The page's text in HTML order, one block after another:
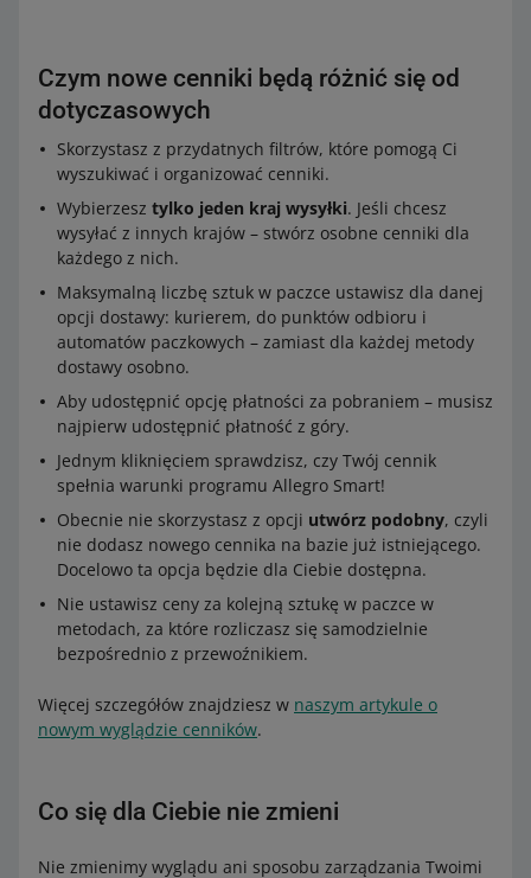
Czym nowe cenniki będą różnić się od
dotyczasowych
Skorzystasz z przydatnych filtrów, które pomogą Ci
wyszukiwać i organizować cenniki.
Wybierzesz tylko jeden kraj wysyłki. Jeśli chcesz
wysyłać z innych krajów – stwórz osobne cenniki dla
każdego z nich.
Maksymalną liczbę sztuk w paczce ustawisz dla danej
opcji dostawy: kurierem, do punktów odbioru i
automatów paczkowych – zamiast dla każdej metody
dostawy osobno.
Aby udostępnić opcję płatności za pobraniem – musisz
najpierw udostępnić płatność z góry.
Jednym kliknięciem sprawdzisz, czy Twój cennik
spełnia warunki programu Allegro Smart!
Obecnie nie skorzystasz z opcji utwórz podobny, czyli
nie dodasz nowego cennika na bazie już istniejącego.
Docelowo ta opcja będzie dla Ciebie dostępna.
Nie ustawisz ceny za kolejną sztukę w paczce w
metodach, za które rozliczasz się samodzielnie
bezpośrednio z przewoźnikiem.
Więcej szczegółów znajdziesz w naszym artykule o
nowym wyglądzie cenników.
Co się dla Ciebie nie zmieni
Nie zmienimy wyglądu ani sposobu zarządzania Twoimi